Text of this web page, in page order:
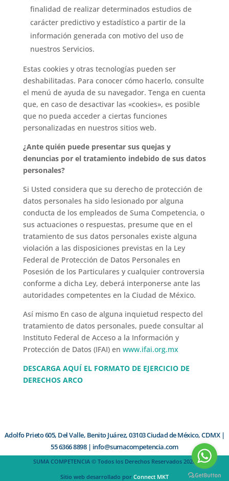
finalidad de realizar determinados estudios de
carácter predictivo y estadístico a partir de la
información generada con motivo del uso de
nuestros Servicios.
Estas cookies y otras tecnologías pueden ser
deshabilitadas. Para conocer cómo hacerlo, consulte
el menú de ayuda de su navegador. Tenga en cuenta
que, en caso de desactivar las «cookies», es posible
que no pueda acceder a ciertas funciones
personalizadas en nuestros sitios web.
¿Ante quién puede presentar sus quejas y
denuncias por el tratamiento indebido de sus datos
personales?
Si Usted considera que su derecho de protección de
datos personales ha sido lesionado por alguna
conducta de los empleados de Suma Competencia, o
sus actuaciones o respuestas, presume que en el
tratamiento de sus datos personales existe alguna
violación a las disposiciones previstas en la Ley
Federal de Protección de Datos Personales en
Posesión de los Particulares y cualquier controversia
conforme a dicha Ley, deberá interponerse ante las
autoridades competentes en la Ciudad de México.
Así mismo En caso de alguna inquietud respecto del
tratamiento de datos personales, puede consultar al
Instituto Federal de Acceso a la Información y
Protección de Datos (IFAI) en www.ifai.org.mx
DESCARGA AQUÍ EL FORMATO DE EJERCICIO DE
DERECHOS ARCO
Adolfo Prieto 605, Del Valle, Benito Juárez, 03103 Ciudad de México, CDMX |
55 6366 8898 | info@sumacompetencia.com
SUMA COMPETENCIA © Todos los Derechos Reservados 2026
Sitio web desarrollado por Connect MKT